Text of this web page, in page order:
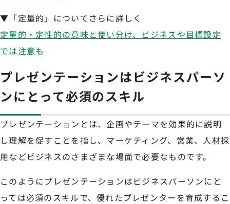
▼「定量的」についてさらに詳しく
定量的・定性的の意味と使い分け、ビジネスや目標設定
では注意も
プレゼンテーションはビジネスパーソ
ンにとって必須のスキル
プレゼンテーションとは、企画やテーマを効果的に説明
し理解を促すことを指し、マーケティング、営業、人材採
用などビジネスのさまざまな場面で必要なものです。
このようにプレゼンテーションはビジネスパーソンにと
っては必須のスキルで、優れたプレゼンターを育成するこ